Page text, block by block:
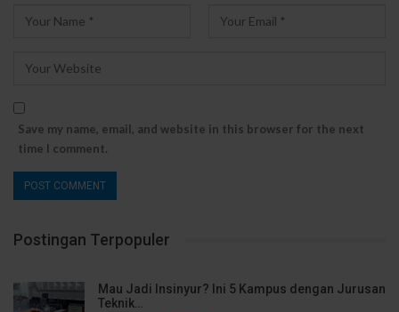
Save my name, email, and website in this browser for the next
time I comment.
Postingan Terpopuler
Mau Jadi Insinyur? Ini 5 Kampus dengan Jurusan
Teknik…